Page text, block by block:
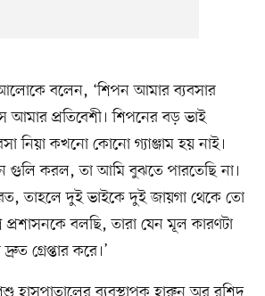
বলেন, ‘শিপন আমার ব্যবসার
প্রতিবেশী। শিপনের বড় ভাই
নিয়া কখনো কোনো গ্যাঞ্জাম হয় নাই।
গুলি করল, তা আমি বুঝতে পারতেছি না।
তাহলে দুই ভাইকে দুই জায়গা থেকে তো
বলছি, তারা যেন মূল কারণটা
গ্রেপ্তার করে।’